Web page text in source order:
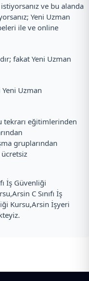
ve bu alanda
Yeni Uzman
ile ve online
fakat Yeni Uzman
Uzman
tekrarı eğitimlerinden
gruplarından
ücretsiz
İş Güvenliği
C Sınıfı İş
Kursu,Arsin İşyeri